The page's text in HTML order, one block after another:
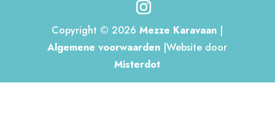
Copyright © 2026Mezze Karavaan |
Algemene voorwaarden |Website door
Misterdot